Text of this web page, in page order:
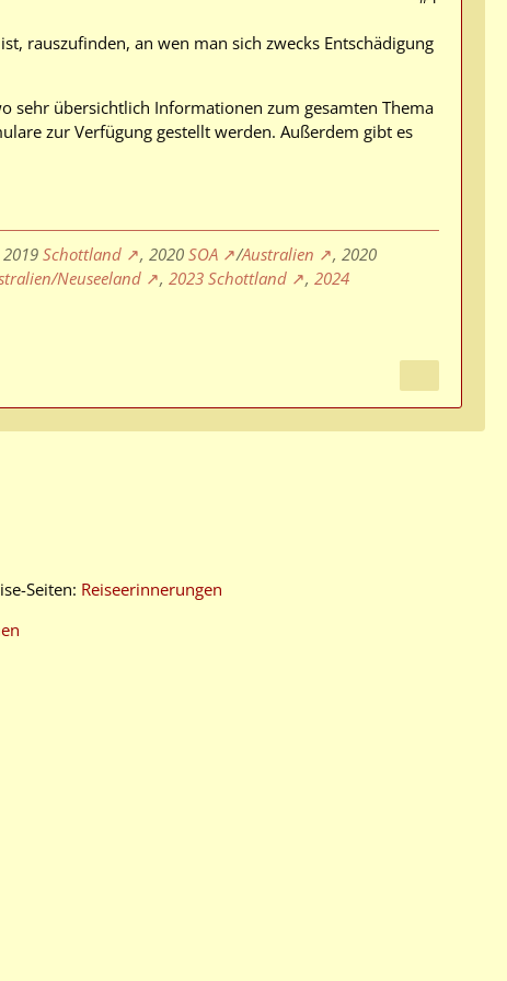
rauszufinden, an wen man sich zwecks Entschädigung
sehr übersichtlich Informationen zum gesamten Thema
zur Verfügung gestellt werden. Außerdem gibt es
Schottland , 2020 SOA /Australien
, 2020
Neuseeland , 2023 Schottland , 2024
Seiten: Reiseerinnerungen